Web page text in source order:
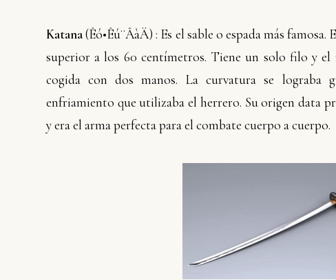
Katana(Êó•Êú¨ÂàÄ) : Es el sable o espada más
superior a los 60 centímetros. Tiene un solo filo y el
cogida con dos manos. La curvatura se lograba
enfriamiento que utilizaba el herrero. Su origen data
y era el arma perfecta para el combate cuerpo a cuerpo.